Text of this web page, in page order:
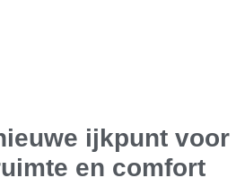
ijkpunt voor
en comfort